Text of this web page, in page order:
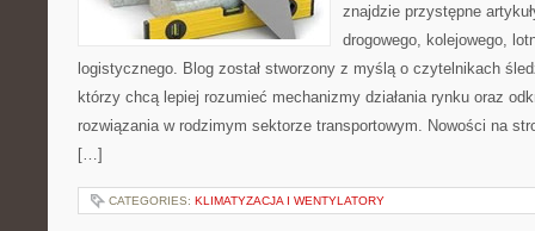
znajdzie przystępne
drogowego, kolejowego,
logistycznego. Blog został stworzony z myślą o czytelnikach
którzy chcą lepiej rozumieć mechanizmy działania rynku oraz
rozwiązania w rodzimym sektorze transportowym. Nowości na
[…]
CATEGORIES: KLIMATYZACJA I WENTYLATORY